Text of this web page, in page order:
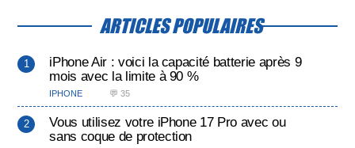
ARTICLES POPULAIRES
iPhone Air : voici la capacité batterie après 9
mois avec la limite à 90 %
IPHONE 💬 35
Vous utilisez votre iPhone 17 Pro avec ou
sans coque de protection